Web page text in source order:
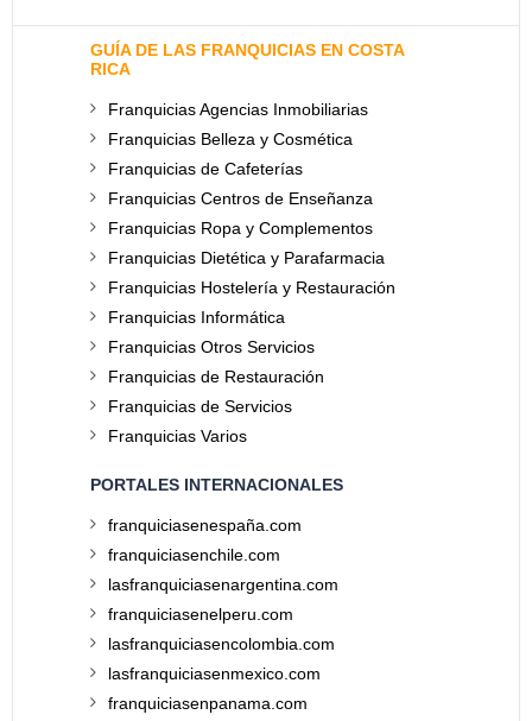
GUÍA DE LAS FRANQUICIAS EN COSTA
RICA
Franquicias Agencias Inmobiliarias
Franquicias Belleza y Cosmética
Franquicias de Cafeterías
Franquicias Centros de Enseñanza
Franquicias Ropa y Complementos
Franquicias Dietética y Parafarmacia
Franquicias Hostelería y Restauración
Franquicias Informática
Franquicias Otros Servicios
Franquicias de Restauración
Franquicias de Servicios
Franquicias Varios
PORTALES INTERNACIONALES
franquiciasenespaña.com
franquiciasenchile.com
lasfranquiciasenargentina.com
franquiciasenelperu.com
lasfranquiciasencolombia.com
lasfranquiciasenmexico.com
franquiciasenpanama.com